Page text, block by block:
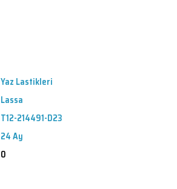
Yaz Lastikleri
Lassa
T12-214491-D23
24 Ay
0